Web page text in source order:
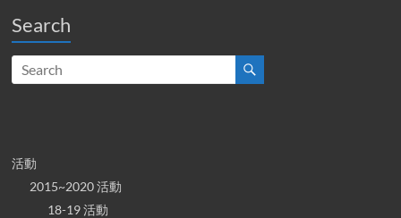
Search
活動
2015~2020 活動
18-19 活動